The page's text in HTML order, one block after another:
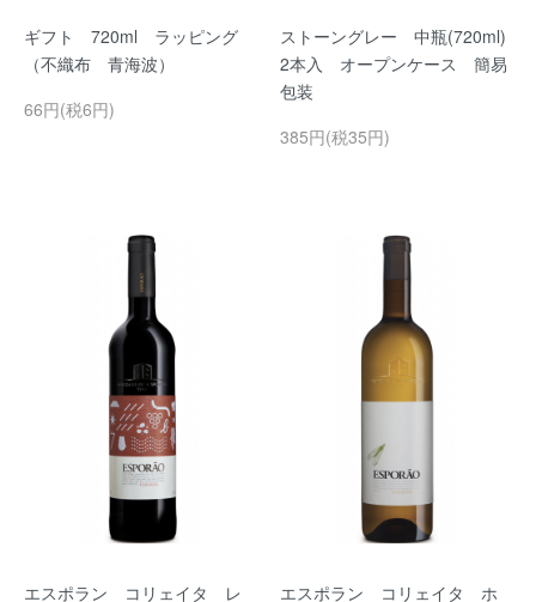
ギフト 720ml ラッピング
（不織布 青海波）
66円(税6円)
ストーングレー 中瓶(720ml)
2本入 オープンケース 簡易
包装
385円(税35円)
エスポラン コリェイタ レ
エスポラン コリェイタ ホ